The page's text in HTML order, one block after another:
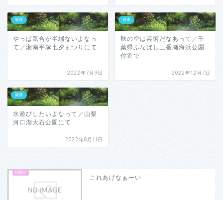
健康
やっぱ気合が半端ないよなっ
て／湘南平塚七夕まつりにて
2022年7月9日
健康
秋の空は芸術だなあって／千
葉県ふなばし三番瀬海浜公園
付近で
2022年12月7日
健康
水遊びしたいよなって／山梨
河口湖大石公園にて
2022年8月11日
これあげなぁーい